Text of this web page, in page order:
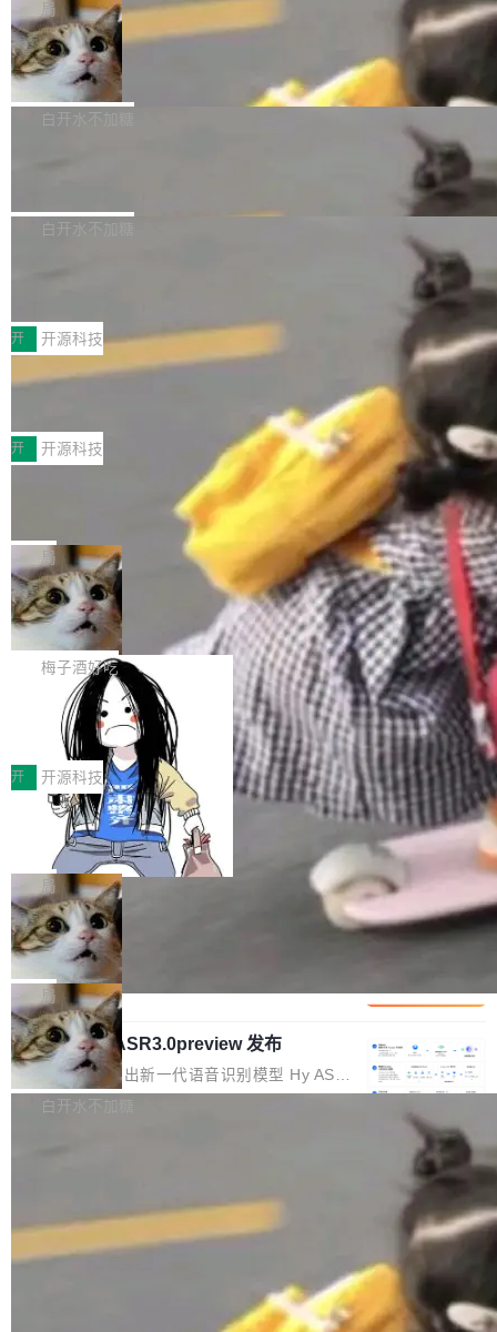
aDB 捕获 commit 之间的每一次操作，...
bet、微软以及 Meta 等传统科技巨头相比，Spa
ceXAI的资金消耗速度尤为引人瞩目。然而，支
撑庞大支出的资金来源却呈现出截然不同的面
貌。数据显示，微软和 Meta 主要依托充沛的经
一个在终端里运行的编程 agent；Muse Spark
1.2，驱动这个 agent 的新模型。一句话概括：
你可以用 curl -fsSL https://dev.meta.ai/install.
sh | bash 安装一个能在大项目里自动规划、写
代码、验证结果的 AI 终端工具。 据介绍，Muse
个主 agent 循环，外加一组后台 agent。这些后
局
美团开源 LoHoSearch，用知识图谱校
准 AI 能力认知
机器出题的前提，是让机器拥有全局视野。整个
构建流程可以分为四个环节：建图 → 控制难度
白开水不加糖
库，并将作为transport接入Mooncake TENT。
MPComm将作为一种传输引擎接入Mooncake T
ENT，实现零拷贝传输性能提升30%、非零拷贝
传输性能最高提升5倍。UCL-MPComm底层基
于自研UCL-Engine通信引擎，后续腾讯网平将
持续开源更多基于UCL-Engine的高性能通信组
件。 腾讯网平团队在UCL-MPComm中实现了一
个独立于业务线程的全局通信引擎（Engine），
白开水不加糖
型案例入选名单》，深信服“面向企业研发场景的
开源 AI 编程平台 CoStrict 应用”凭借卓越的技术
创新与落地成效成功入选。 全链路私有化部署，
助力企业AI研发安全落地 当前，越来越多企业已
经开始引入 AI Coding 工具，通过调用公有云模
型或企业内部部署模型提升研发效率。但随着 AI
Coding 从个人辅助工具逐步走向团队级、组织
级应用，企业在规模化落地过程中，对安全性、
可控性和代码质量提出了更高要求。 首先是数据
安全与合规要求。对于大多数普通研发场景，公
有云模型能够满足快速试用和效率提升的需求。
但对于金融、能源、医疗等对数据安全要求较...
开 开源科技
深信服AI算力网关入选工信部人工智能
前不久，工业和信息化部正式发布《2025年人工
智能应用典型案例名单》，集中展示人工智能在
各领域的应用成果，覆盖技术底座、行业赋能、
产品应用、支撑保障、专题等五大方向。深信服
AI算力网关（AI创新平台）成功入选！ 随着各行
各业的Agent走向规模化建设，算力构成形态逐
渐丰富，用户关注的重点也在发生变化：不只是
让AI用起来，还要进一步看清混合算力时代下，
Token花在哪里、算力是否被充分利用，以及持
续增长的AI成本该如何优化。 深信服AI算力网关
正是围绕这些实际问题，从Token治理和成本治
理两个方面，让用户的每一份算力都看得清、管
得住、用得稳、省得下、更安全！ 一、从现在开
始，Token使用一目...
开 开源科技
Jeff Dean 离开 Google：一个时代的结
束，一个实验室的开始
Google 员工编号 20。MapReduce 作者之一。
Bigtable 作者之一。TensorFlow 的作者之一。
Gemini 的架构师。Google 首席科学家。 Jeff D
ean 在 Google 工作了 27 年后，宣布离职。 他
不是一个人走。一同离开的还有 Sanjay Ghema
wat（Google 员工编号 23，Jeff Dean 二十多
年的编程搭档，MapReduce 和 Bigtable 的共同
作者）、Quoc Le（Google 大脑核心成员，Se
q2Seq 和 DocAI 的共同发明人）以及 Oriol Vin
yals（Gemini 联合负责人，AlphaSta...
局
🔥 SolonCode v2026.8.4 发布：界面
字体可调、22 种语言、记忆搜索增强
打开终端就能上岗的全中文编码智能体，这一轮
把「看得清、用母语、记得住」三件事一次补
齐。 SolonCode 是什么 SolonCode 是杭州无
耳科技研发的企业级终端编码智能体——一位全
中文驱动的数字员工，自主理解需求、规划步
骤、编写代码。不挑模型、不挑平台，curl 一行
装完即用。 开源地址：Gitee · GitCode · GitHu
b 安装 支持 Java 8+（8~26）、macOS / Linu
x / Windows / Harmony PC。 # macOS / Linu
x / Harmony PC curl -fsSL https://solon.noea
r.org/solon...
梅子酒好吃
让“代码语义理解”深度释放AI Coding
价值潜能：华为云码道（CodeArts）
代码仓技术解析
一、代码仓深度理解技术的作用与价值 在软件工
程实践中，代码仓是企业核心知识资产的主要载
体。企业级代码仓库通常包含数十万乃至数百万
个文件，其规模远超单次模型调用可承载的上下
文窗口。随着项目规模的持续扩张与代码历史的
不断累积，代码仓中的模块关系、接口契约、业
务逻辑等关键信息往往分散于数十乃至数百个文
件之中，形成高度复杂的知识关联网络。传统的
代码检索手段（如关键词匹配、目录遍历）仅能
在语法层面完成文本定位，难以触及代码的语义
内涵与结构关联，导致开发者使用代码智能体在
理解大规模代码仓时面临显著"代码仓理解"瓶
颈。 代码仓深度理解服务（以下简称" CodeBas
e深度理解服务"）是华为云码道（CodeA...
开 开源科技
一条“删库”命令跑 17 小时，算法工程
师删光 89TB 数据只为干私活
最高人民检察院8月4日公布了一起案件：北京一
名90后算法工程师王某，为了给自己接的私活腾
服务器空间，删光了公司AI游戏部门的全部核心
数据。 王某2024年1月入职东城区某科技公司AI
短剧部门，有互联网大厂背景。在公司内部架构
调整期间，部门三次通知全员将数据从A集群迁
移到B集群，王某都回复了"收到"。 他没有迁移
数据。2024年9月3日下午4点，他使用此前登录
的账号密码进入A集群，输入了一条被程序员圈
称为"删库跑路"的命令——最高管理员权限、无
局
Cloudflare 分享推理优化实践：KV ca
che 量化 + 权重压缩，吞吐量提升 4
1%，成本降 30%
Kimi 和 GLM 是当前最强的大模型系列之一，但
它们有一个共同的问题：太吃显存了。月之暗面
的 Kimi K 系列和智谱的 GLM 都是长上下文、M
oE 架构的大模型，好用到让人上瘾，但 GPU 显
存永远不够用。 Cloudflare 的 Workers AI 团队
一直在跑这些模型的推理。他们在官方博客上发
整性保护。效果是：吞吐量提升 41%，每 token
成本降低 30%，精度不变。 FP8 省的不仅是显
存 KV cache 是推理时最吃显...
局
腾讯混元 Hy ASR3.0preview 发布
腾讯混元正式推出新一代语音识别模型 Hy ASR
3.0preview。基于最新一代大语言模型 Hy3 的
让语音识别不再只是听清，而是真正听懂。通过
先理解你的语境和意图，再把准确的文字直接给
到你。从“逐字转写、单点优化”演进为“理解语
境、兼容场景、一键直出”。 Hy ASR 3.0 previe
w 不要求标准普通话，方言识别覆盖粤语、吴语
白开水不加糖